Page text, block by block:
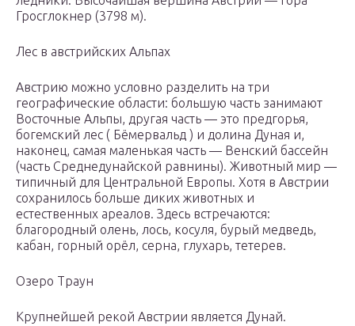
Гросглокнер (3798 м).
Лес в австрийских Альпах
Австрию можно условно разделить на три
географические области: большую часть занимают
Восточные Альпы, другая часть — это предгорья,
богемский лес ( Бёмервальд ) и долина Дуная и,
наконец, самая маленькая часть — Венский бассейн
(часть Среднедунайской равнины). Животный мир —
типичный для Центральной Европы. Хотя в Австрии
сохранилось больше диких животных и
естественных ареалов. Здесь встречаются:
благородный олень, лось, косуля, бурый медведь,
кабан, горный орёл, серна, глухарь, тетерев.
Озеро Траун
Крупнейшей рекой Австрии является Дунай.